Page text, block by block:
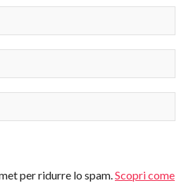
per ridurre lo spam.Scopri come